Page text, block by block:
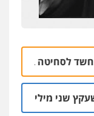
שקל על דירה